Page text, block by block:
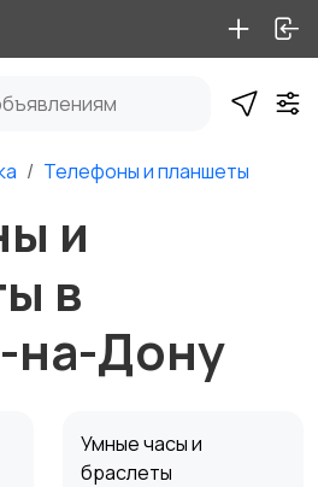
Телефоны и планшеты
и
в
на-Дону
Умные часы и
браслеты